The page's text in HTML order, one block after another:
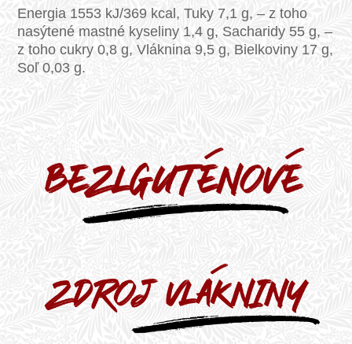
Energia 1553 kJ/369 kcal, Tuky 7,1 g, – z toho
nasýtené mastné kyseliny 1,4 g, Sacharidy 55 g, –
z toho cukry 0,8 g, Vláknina 9,5 g, Bielkoviny 17 g,
Soľ 0,03 g.